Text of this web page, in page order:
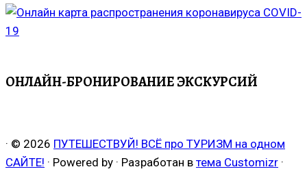
ОНЛАЙН-БРОНИРОВАНИЕ ЭКСКУРСИЙ
· © 2026 ПУТЕШЕСТВУЙ! ВСЁ про ТУРИЗМ на одном
САЙТЕ! · Powered by · Разработан в тема Customizr ·